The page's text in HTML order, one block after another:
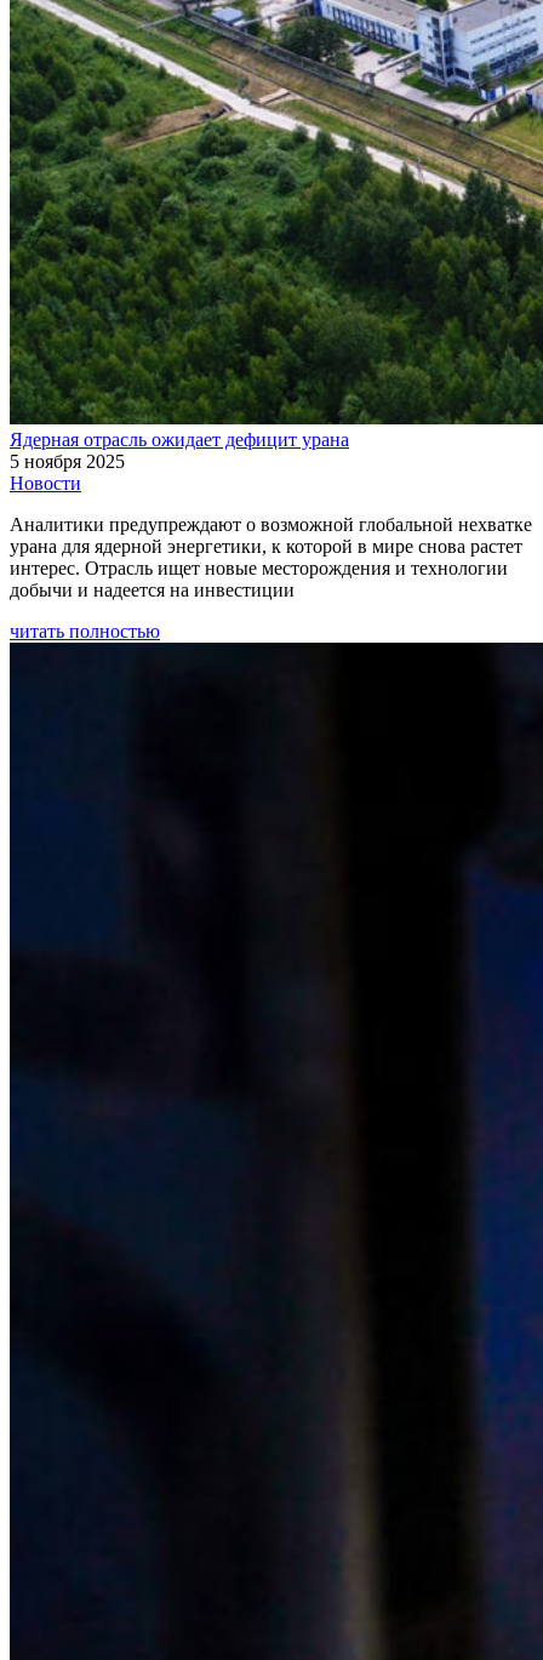
Ядерная отрасль ожидает дефицит урана
5 ноября 2025
Новости
Аналитики предупреждают о возможной глобальной нехватке
урана для ядерной энергетики, к которой в мире снова растет
интерес. Отрасль ищет новые месторождения и технологии
добычи и надеется на инвестиции
читать полностью